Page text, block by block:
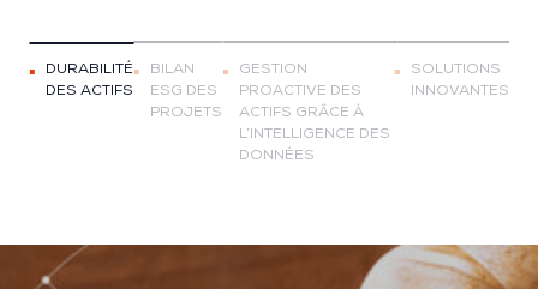
DURABILITÉ
DES ACTIFS
BILAN
ESG DES
PROJETS
GESTION
PROACTIVE DES
ACTIFS GRÂCE À
L’INTELLIGENCE DES
DONNÉES
SOLUTIONS
INNOVANTES